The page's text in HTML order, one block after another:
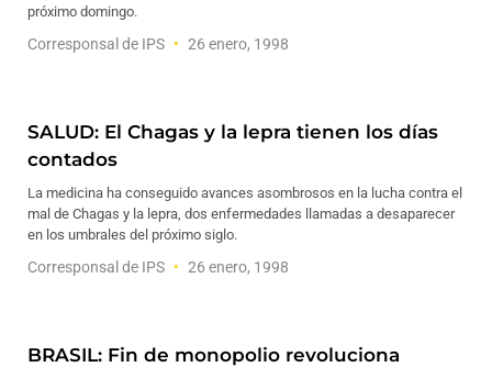
próximo domingo.
Corresponsal de IPS 26 enero, 1998
SALUD: El Chagas y la lepra tienen los días
contados
La medicina ha conseguido avances asombrosos en la lucha contra el
mal de Chagas y la lepra, dos enfermedades llamadas a desaparecer
en los umbrales del próximo siglo.
Corresponsal de IPS 26 enero, 1998
BRASIL: Fin de monopolio revoluciona